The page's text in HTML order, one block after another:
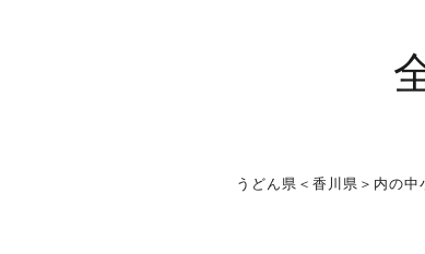
うどん県＜香川県＞内の